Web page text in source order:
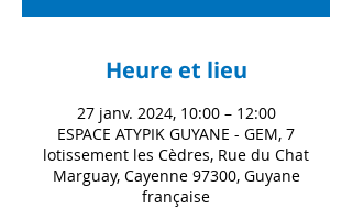
Heure et lieu
27 janv. 2024, 10:00 – 12:00
ESPACE ATYPIK GUYANE - GEM, 7
lotissement les Cèdres, Rue du Chat
Marguay, Cayenne 97300, Guyane
française